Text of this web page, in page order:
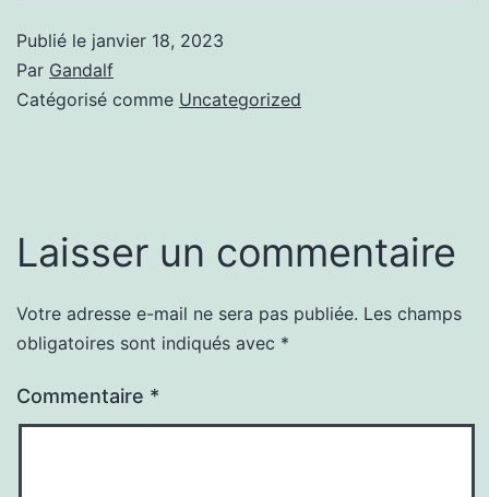
Publié le janvier 18, 2023
Par Gandalf
Catégorisé comme Uncategorized
Laisser un commentaire
Votre adresse e-mail ne sera pas publiée. Les champs
obligatoires sont indiqués avec *
Commentaire *